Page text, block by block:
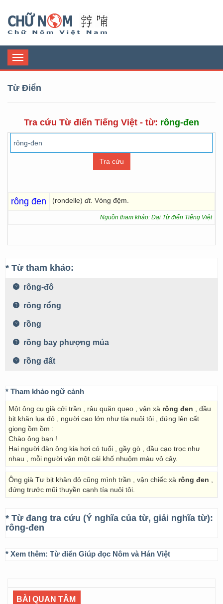
Toggle
navigation
Từ Điển
Tra cứu Từ điển Tiếng Việt - từ: rông-đen
rông đen (rondelle) dt. Vòng đệm.
Nguồn tham khảo: Đại Từ điển Tiếng Việt
* Từ tham khảo:
rông-đô
rông rổng
rồng
rồng bay phượng múa
rồng đất
* Tham khảo ngữ cảnh
Một ông cụ già cởi trần , râu quăn queo , vận xà rông đen , đầu
bịt khăn lụa đỏ , người cao lớn như tía nuôi tôi , đứng lên cất
giọng ồm ồm :
Chào ông bạn !
Hai người đàn ông kia hơi có tuổi , gầy gò , đầu cạo trọc như
nhau , mỗi người vận một cái khố nhuộm màu vỏ cây.
Ông già Tư bịt khăn đỏ cũng mình trần , vận chiếc xà rông đen
đứng trước mũi thuyền cạnh tía nuôi tôi.
* Từ đang tra cứu (Ý nghĩa của từ, giải nghĩa từ):
rông-đen
* Xem thêm: Từ điển Giúp đọc Nôm và Hán Việt
BÀI QUAN TÂM